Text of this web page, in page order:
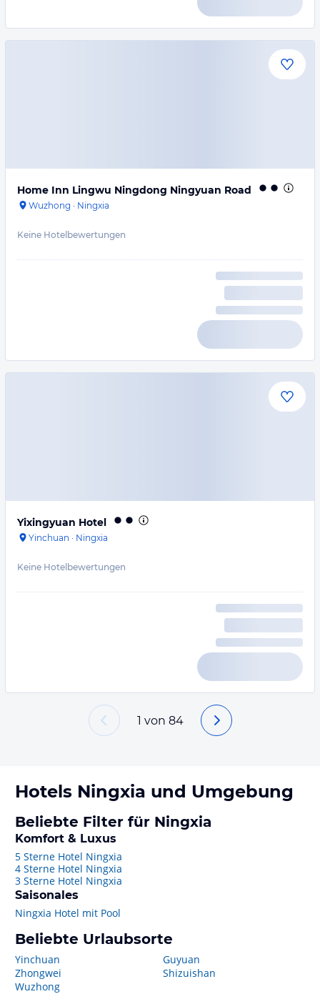
Home Inn Lingwu Ningdong Ningyuan Road
Wuzhong · Ningxia
Keine Hotelbewertungen
Yixingyuan Hotel
Yinchuan · Ningxia
Keine Hotelbewertungen
1 von 84
Hotels Ningxia und Umgebung
Beliebte Filter für Ningxia
Komfort & Luxus
5 Sterne Hotel Ningxia
4 Sterne Hotel Ningxia
3 Sterne Hotel Ningxia
Saisonales
Ningxia Hotel mit Pool
Beliebte Urlaubsorte
Yinchuan
Zhongwei
Wuzhong
Guyuan
Shizuishan